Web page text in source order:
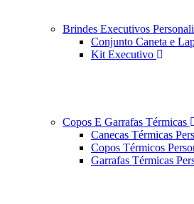
Brindes Executivos
Conjunto Caneta e
Kit Executivo
Copos E Garrafas Térmicas
Canecas Térmicas
Copos Térmicos
Garrafas Térmicas